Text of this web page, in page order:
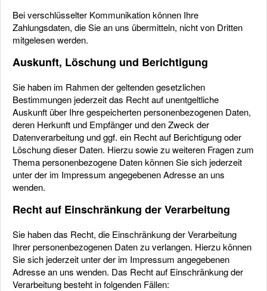
Bei verschlüsselter Kommunikation können Ihre
Zahlungsdaten, die Sie an uns übermitteln, nicht von Dritten
mitgelesen werden.
Auskunft, Löschung und Berichtigung
Sie haben im Rahmen der geltenden gesetzlichen
Bestimmungen jederzeit das Recht auf unentgeltliche
Auskunft über Ihre gespeicherten personenbezogenen Daten,
deren Herkunft und Empfänger und den Zweck der
Datenverarbeitung und ggf. ein Recht auf Berichtigung oder
Löschung dieser Daten. Hierzu sowie zu weiteren Fragen zum
Thema personenbezogene Daten können Sie sich jederzeit
unter der im Impressum angegebenen Adresse an uns
wenden.
Recht auf Einschränkung der Verarbeitung
Sie haben das Recht, die Einschränkung der Verarbeitung
Ihrer personenbezogenen Daten zu verlangen. Hierzu können
Sie sich jederzeit unter der im Impressum angegebenen
Adresse an uns wenden. Das Recht auf Einschränkung der
Verarbeitung besteht in folgenden Fällen: